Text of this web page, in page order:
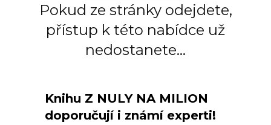
Pokud ze stránky odejdete,
přístup k této nabídce už
nedostanete...
Knihu Z NULY NA MILION
doporučují i známí experti!